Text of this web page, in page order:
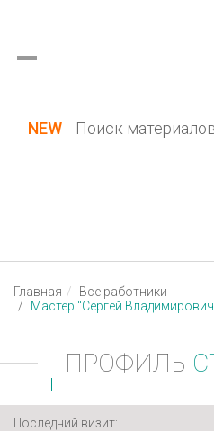
NEW Поиск
Главная
Все работники
Мастер "Сергей
ПРОФИЛЬ
Последний визит: